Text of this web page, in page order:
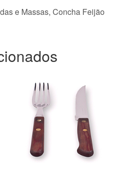
e Massas, Concha Feijão